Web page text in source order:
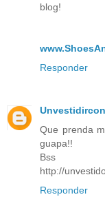
blog!
Responder
Que prenda
guapa!!
Bss
http://
Responder